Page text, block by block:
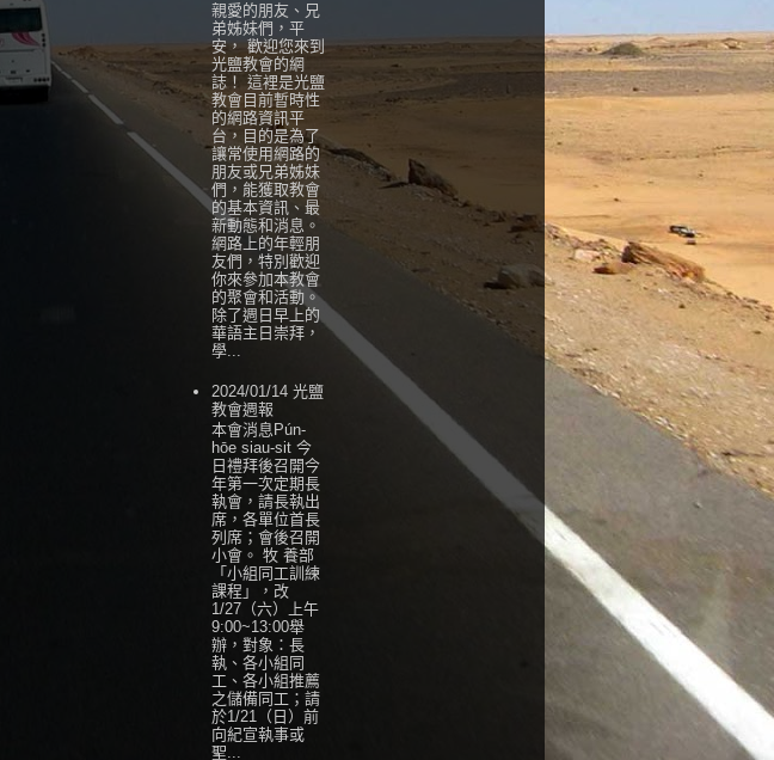
親愛的朋友、兄
弟姊妹們，平
安， 歡迎您來到
光鹽教會的網
誌！ 這裡是光鹽
教會目前暫時性
的網路資訊平
台，目的是為了
讓常使用網路的
朋友或兄弟姊妹
們，能獲取教會
的基本資訊、最
新動態和消息。
網路上的年輕朋
友們，特別歡迎
你來參加本教會
的聚會和活動。
除了週日早上的
華語主日崇拜，
學...
2024/01/14 光鹽
教會週報
本會消息Pún-
hōe siau-sit 今
日禮拜後召開今
年第一次定期長
執會，請長執出
席，各單位首長
列席；會後召開
小會。 牧 養部
「小組同工訓練
課程」，改
1/27（六）上午
9:00~13:00舉
辦，對象：長
執、各小組同
工、各小組推薦
之儲備同工；請
於1/21（日）前
向紀宣執事或
聖...